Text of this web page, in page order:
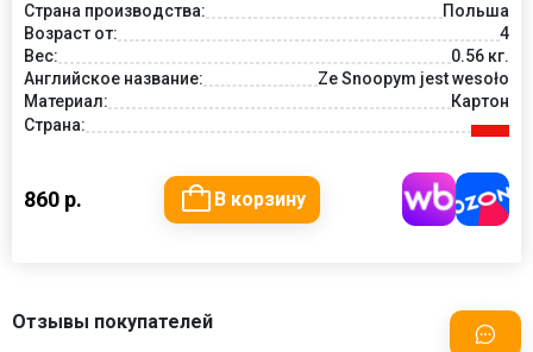
Страна производства:
Польша
Возраст от:
4
Вес:
0.56 кг.
Английское название:
Ze Snoopym jest wesoło
Материал:
Картон
Страна:
860 р. В корзину
Отзывы покупателей